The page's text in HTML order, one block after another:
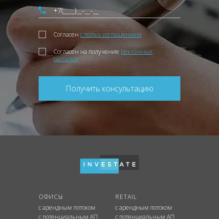
Согласен с польз. соглашением
Согласен на получение рекламных
рассылок
Получить консультацию
ОФИСЫ
с арендным потоком
с потенциальным АП
RETAIL
с арендным потоком
с потенциальным АП